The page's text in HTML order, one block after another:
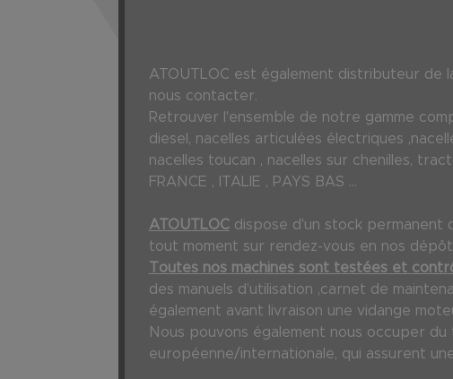
ATOUTLOC est également distributeur de
nous contacter.
Retrouver l'ensemble de notre gamme
diesel, nacelles articulées électriques
nacelles toucan , nacelles sur chenilles,
FRANCE , ITALIE , PAYS BAS ...
ATOUTLOCdispose d'un stock permanent
tout moment sur rendez-vous en nos
Toutes nos machines sont testées et
des manuels d’utilisation ,carnet de
également avant livraison une vidange
Nous pouvons également nous occuper
européenne/internationale, qui assurent